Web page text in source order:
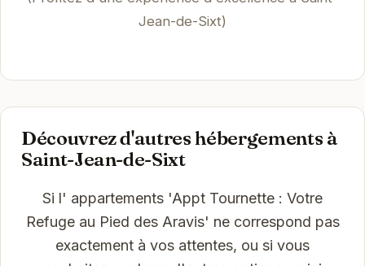
Jean-de-Sixt)
Découvrez d'autres hébergements à
Saint-Jean-de-Sixt
Si l' appartements 'Appt Tournette : Votre
Refuge au Pied des Aravis' ne correspond pas
exactement à vos attentes, ou si vous